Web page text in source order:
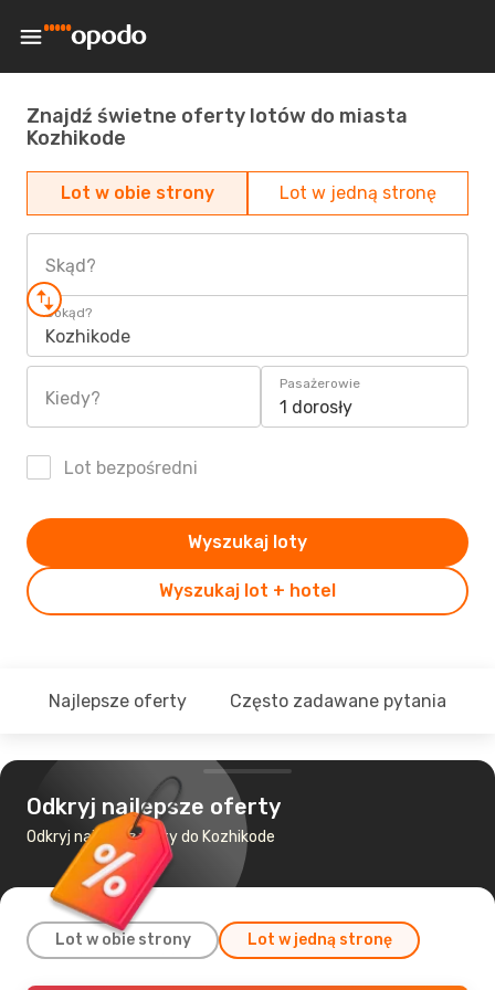
Znajdź świetne oferty lotów do miasta
Kozhikode
Lot w obie strony Lot w jedną stronę
Skąd?
Dokąd?
Kozhikode
Kiedy?
Pasażerowie
1 dorosły
Lot bezpośredni
Wyszukaj lot + hotel
Wyszukaj loty
Najlepsze oferty Często zadawane pytania
Odkryj najlepsze oferty
Odkryj najtańsze loty do Kozhikode
Lot w obie strony Lot w jedną stronę